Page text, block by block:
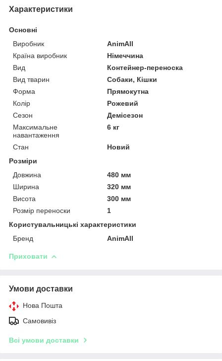
Характеристики
Основні
Виробник
AnimAll
Країна виробник
Німеччина
Вид
Контейнер-переноска
Вид тварин
Собаки, Кішки
Форма
Прямокутна
Колір
Рожевий
Сезон
Демісезон
Максимальне
навантаження
6 кг
Стан
Новий
Розміри
Довжина
480 мм
Ширина
320 мм
Висота
300 мм
Розмір переноски
1
Користувальницькі характеристики
Бренд
AnimAll
Приховати
Умови доставки
Нова Пошта
Самовивіз
Всі умови доставки